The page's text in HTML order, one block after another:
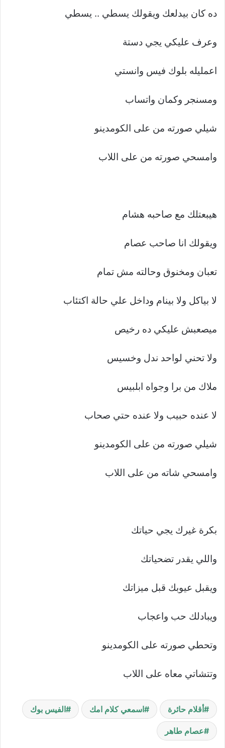
ده كان بيدلعك ويقولك يسطي .. يسطي
وعرف عليكي يجي دستة
اعمليله بلوك فيس وانستي
ومسنجر وكمان واتساب
شيلي صورته من على الكومدينو
وامسحي صورته من على اللاب
هيبعتلك مع صاحبه هشام
ويقولك انا صاحب عصام
تعبان ومخنوق وحالته مش تمام
لا بياكل ولا بينام وداخل علي حالة اكتئاب
ميصعبش عليكي ده رخيص
ولا تحني لواحد ندل وخسيس
ملاك من برا وجواه ابلبيس
لا عنده حبيب ولا عنده حتي صحاب
شيلي صورته من على الكومدينو
وامسحي شاته من على اللاب
بكرة غيرك يجي حياتك
واللي يقدر تضحياتك
ويقبل عيوبك قبل ميزاتك
ويبادلك حب واعجاب
وتحطي صورته على الكومدينو
وتتشاتي معاه على اللاب
أقلام حائرة اسمعي كلام امك الفيس بوك
عصام طاهر